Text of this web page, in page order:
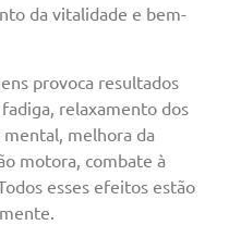
da vitalidade e bem-
provoca resultados
relaxamento dos
melhora da
motora, combate à
esses efeitos estão